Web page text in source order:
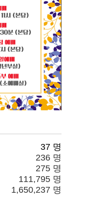
37 명
236 명
275 명
111,795 명
1,650,237 명